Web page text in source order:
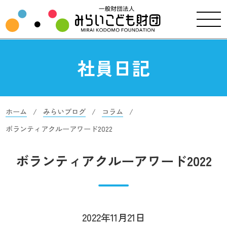
社員日記
ホーム みらいブログ
コラム
ボランティアクルーアワード2022
ボランティアクルーアワード2022
2022年11月21日